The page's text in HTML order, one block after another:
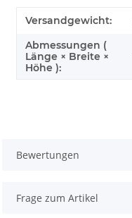
Versandgewicht:
Abmessungen (
Länge × Breite ×
Höhe ):
Bewertungen
Frage zum Artikel